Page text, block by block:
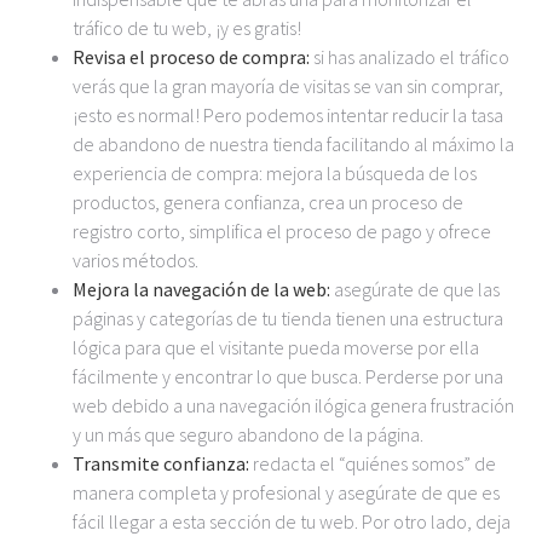
tráfico de tu web, ¡y es gratis!
Revisa el proceso de compra: si has analizado el tráfico
verás que la gran mayoría de visitas se van sin comprar,
¡esto es normal! Pero podemos intentar reducir la tasa
de abandono de nuestra tienda facilitando al máximo la
experiencia de compra: mejora la búsqueda de los
productos, genera confianza, crea un proceso de
registro corto, simplifica el proceso de pago y ofrece
varios métodos.
Mejora la navegación de la web: asegúrate de que las
páginas y categorías de tu tienda tienen una estructura
lógica para que el visitante pueda moverse por ella
fácilmente y encontrar lo que busca. Perderse por una
web debido a una navegación ilógica genera frustración
y un más que seguro abandono de la página.
Transmite confianza: redacta el “quiénes somos” de
manera completa y profesional y asegúrate de que es
fácil llegar a esta sección de tu web. Por otro lado, deja